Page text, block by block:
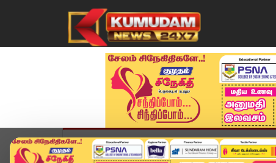
முகப்பு விளையாட்டு அண்மை தமிழ்நாடு